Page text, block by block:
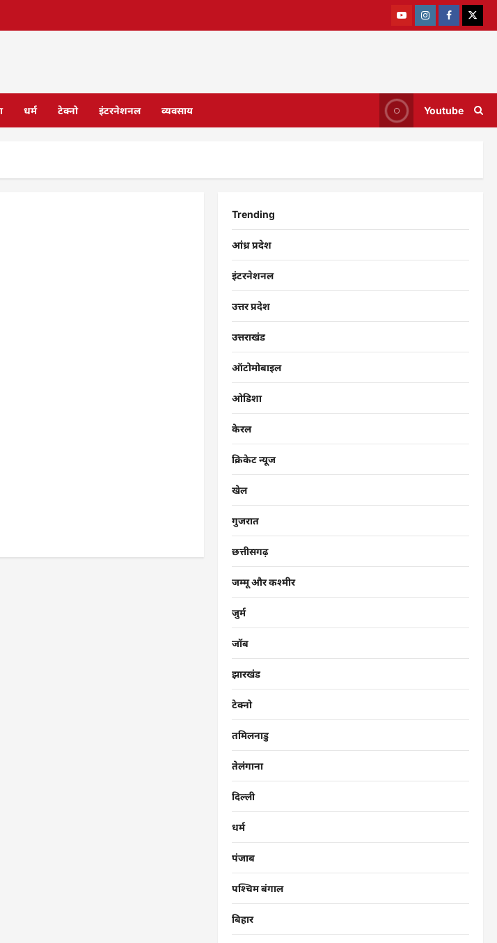
धर्म टेक्नो इंटरनेशनल व्यवसाय Youtube
Trending
आंध्र प्रदेश
इंटरनेशनल
उत्तर प्रदेश
उत्तराखंड
ऑटोमोबाइल
ओडिशा
केरल
क्रिकेट न्यूज
खेल
गुजरात
छत्तीसगढ़
जम्मू और कश्मीर
जुर्म
जॉब
झारखंड
टेक्नो
तमिलनाडु
तेलंगाना
दिल्ली
धर्म
पंजाब
पश्चिम बंगाल
बिहार